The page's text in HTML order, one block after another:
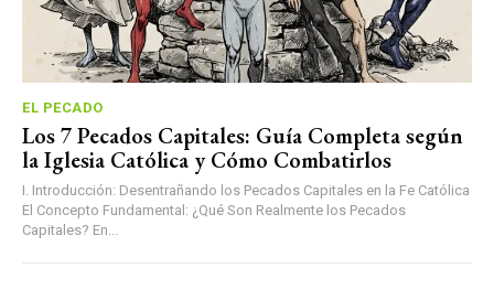
EL PECADO
Los 7 Pecados Capitales: Guía Completa según
la Iglesia Católica y Cómo Combatirlos
I. Introducción: Desentrañando los Pecados Capitales en la Fe Católica
El Concepto Fundamental: ¿Qué Son Realmente los Pecados
Capitales? En...